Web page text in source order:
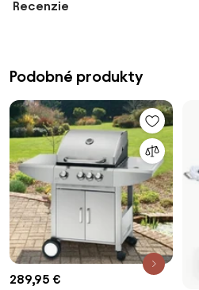
Recenzie
Podobné produkty
289,95 €